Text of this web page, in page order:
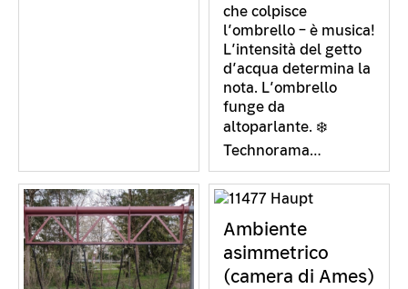
che colpisce
l’ombrello – è musica!
L’intensità del getto
d’acqua determina la
nota. L’ombrello
funge da
altoparlante. ❄️
Technorama…
Ambiente
asimmetrico
(camera di Ames)